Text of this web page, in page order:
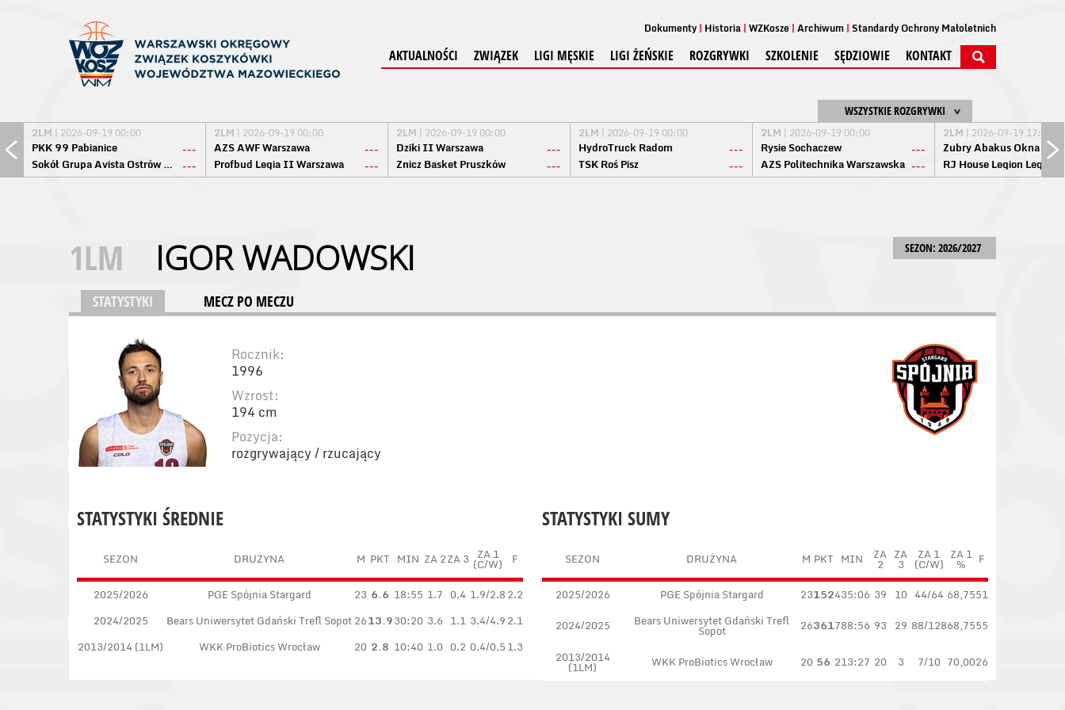
Dokumenty Historia WZKosze Archiwum Standardy Ochrony Małoletnich
AKTUALNOŚCI ZWIĄZEK LIGI MĘSKIE LIGI ŻEŃSKIE ROZGRYWKI SZKOLENIE SĘDZIOWIE KONTAKT
WSZYSTKIE ROZGRYWKI
2LM | 2026-09-19 00:00
PKK 99 Pabianice
---
Sokół Grupa Avista Ostrów Maz. ---
2LM | 2026-09-19 00:00
AZS AWF Warszawa
---
Profbud Legia II Warszawa
---
2LM | 2026-09-19 00:00
Dziki II Warszawa
---
Znicz Basket Pruszków
---
2LM | 2026-09-19 00:00
HydroTruck Radom
---
TSK Roś Pisz
---
2LM | 2026-09-19 00:00
Rysie Sochaczew
---
AZS Politechnika Warszawska ---
2LM | 2026-09-19 17:00
Żubry Abakus Okna
RJ House Legion
SEZON: 2026/2027
1LM IGOR WADOWSKI
STATYSTYKI MECZ PO MECZU
Rocznik:
1996
Wzrost:
194 cm
Pozycja:
rozgrywający / rzucający
STATYSTYKI SUMY
SEZON DRUŻYNA M PKT MIN ZA
2
ZA
3
ZA 1
(C/W)
ZA 1
% F
2025/2026 PGE Spójnia Stargard 23152435:06 39 10 44/64 68,7551
2024/2025
Bears Uniwersytet Gdański Trefl
Sopot 26361788:56 93 29 88/12868,7555
2013/2014
(1LM) WKK ProBiotics Wrocław 20 56 213:27 20 3 7/10 70,0026
STATYSTYKI ŚREDNIE
SEZON DRUŻYNA M PKT MIN ZA 2ZA 3 ZA 1
(C/W) F
2025/2026 PGE Spójnia Stargard 23 6.6 18:55 1.7 0.4 1.9/2.82.2
2024/2025
Bears Uniwersytet Gdański Trefl Sopot2613.930:20 3.6 1.1 3.4/4.92.1
2013/2014 (1LM)
WKK ProBiotics Wrocław 20 2.8 10:40 1.0 0.2 0.4/0.51.3